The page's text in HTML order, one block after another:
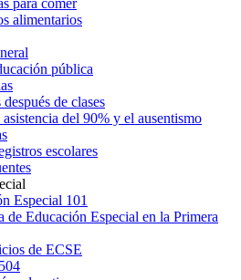
alimentarios
pública
de clases
del 90% y el ausentismo
escolares
Especial 101
de Educación Especial en la Primera
de ECSE